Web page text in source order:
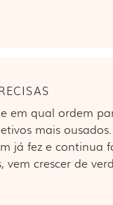
em qual ordem
mais ousados.
já fez e continua
vem crescer de